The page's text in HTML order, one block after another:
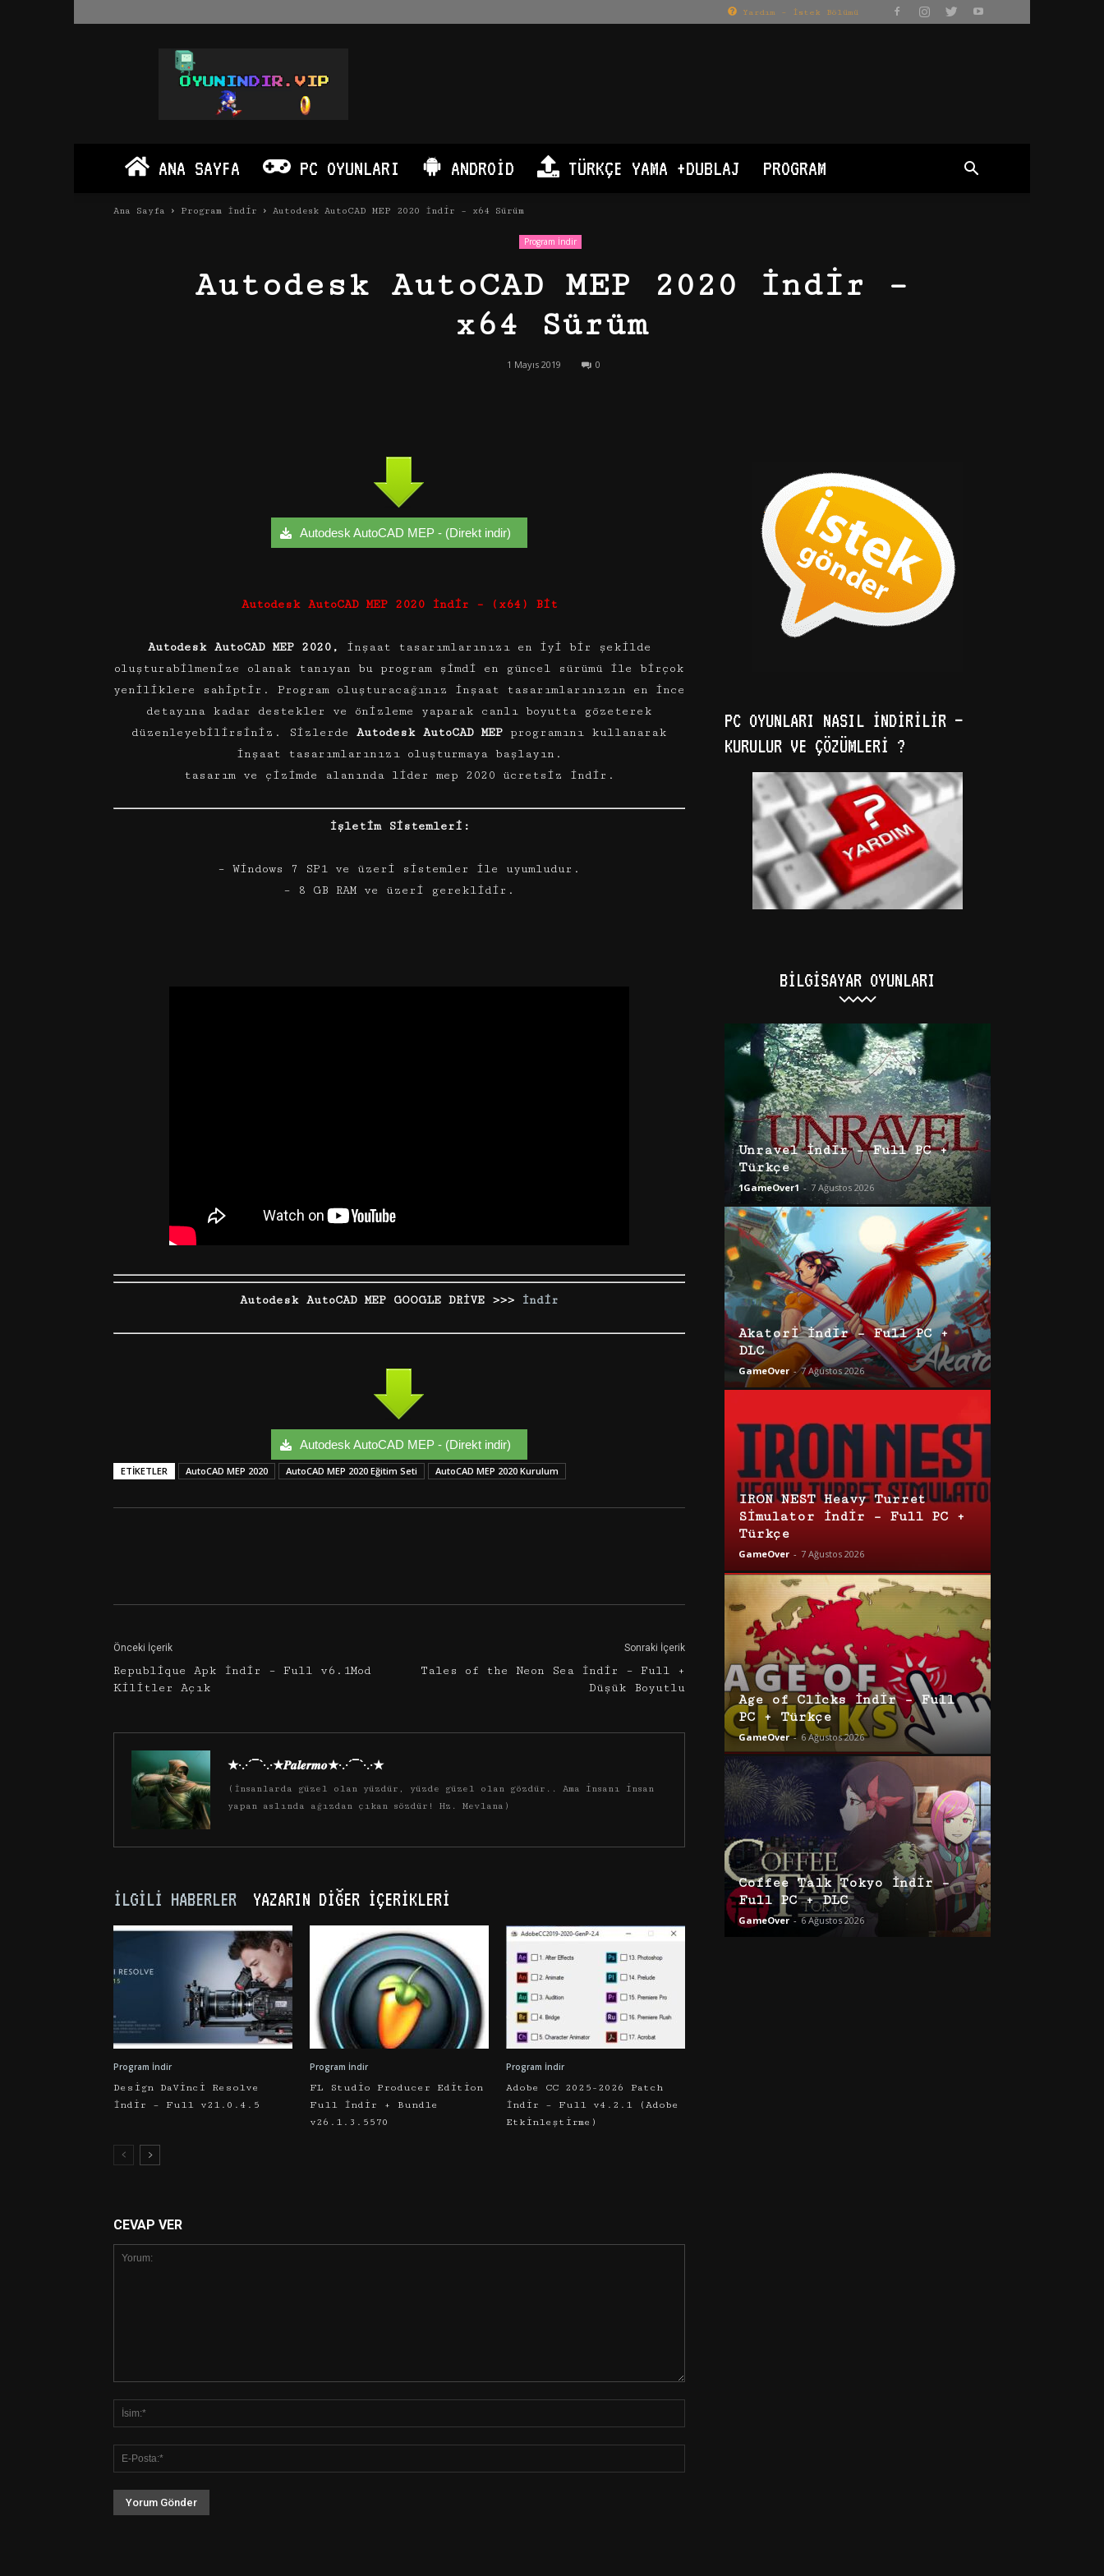
Yardım – İstek Bölümü
Oyun
İndir
PC
Android
ANA SAYFA PC OYUNLARI ANDROID TÜRKÇE YAMA +DUBLAJ PROGRAM
Ana Sayfa Program İndir Autodesk AutoCAD MEP 2020 İndir – x64 Sürüm
Program İndir
Autodesk AutoCAD MEP 2020 İndir –
x64 Sürüm
1 Mayıs 2019 0
Autodesk AutoCAD MEP - (Direkt indir)
Autodesk AutoCAD MEP 2020İndir – (x64) Bit
Autodesk AutoCAD MEP 2020,
inşaat tasarımlarınızı en iyi bir şekilde
oluşturabilmenize olanak tanıyan bu program şimdi en güncel sürümü ile birçok
yeniliklere sahiptir. Program oluşturacağınız inşaat tasarımlarınızın en ince
detayına kadar destekler ve önizleme yaparak canlı boyutta gözeterek
düzenleyebilirsiniz. Sizlerde Autodesk AutoCAD MEP programını kullanarak
inşaat tasarımlarınızı oluşturmaya başlayın.
tasarım ve çizimde alanında lider mep 2020 ücretsiz indir.
İşletim Sistemleri:
– Windows 7 SP1 ve üzeri sistemler ile uyumludur.
– 8 GB RAM ve üzeri gereklidir.
Autodesk AutoCAD MEP GOOGLE DRİVE >>> İndir
Autodesk AutoCAD MEP - (Direkt indir)
ETIKETLER AutoCAD MEP 2020 AutoCAD MEP 2020 Eğitim Seti AutoCAD MEP 2020 Kurulum
Önceki İçerik
Republique Apk İndir – Full v6.1Mod
Kilitler Açık
Sonraki İçerik
Tales of the Neon Sea İndir – Full +
Düşük Boyutlu
★·.·´¯`·.·★𝑷𝒂𝒍𝒆𝒓𝒎𝒐★·.·´¯`·.·★
(İnsanlarda güzel olan yüzdür, yüzde güzel olan gözdür.. Ama insanı insan
yapan aslında ağızdan çıkan sözdür! Hz. Mevlana)
İLGILI HABERLER YAZARIN DIĞER İÇERIKLERI
Program İndir
Design DaVinci Resolve
İndir – Full v21.0.4.5
Program İndir
FL Studio Producer Edition
Full İndir + Bundle
v26.1.3.5570
Program İndir
Adobe CC 2025-2026 Patch
İndir – Full v4.2.1 (Adobe
Etkinleştirme)
CEVAP VER
PC OYUNLARI NASIL İNDIRILIR –
KURULUR VE ÇÖZÜMLERI ?
BILGISAYAR OYUNLARI
Unravel İndir – Full PC +
Türkçe
1GameOver1 - 7 Ağustos 2026
Akatori İndir – Full PC +
DLC
GameOver - 7 Ağustos 2026
IRON NEST Heavy Turret
Simulator İndir – Full PC +
Türkçe
GameOver - 7 Ağustos 2026
Age of Clicks İndir – Full
PC + Türkçe
GameOver - 6 Ağustos 2026
Coffee Talk Tokyo İndir –
Full PC + DLC
GameOver - 6 Ağustos 2026